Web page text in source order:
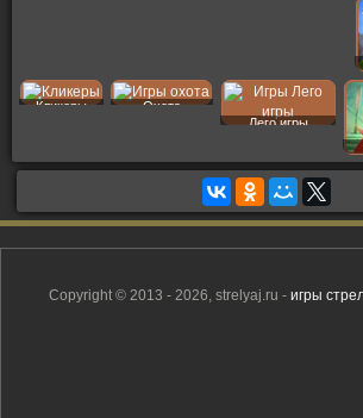
Кликеры
Охота
Лего игры
Copyright © 2013 - 2026, strelyaj.ru - игры